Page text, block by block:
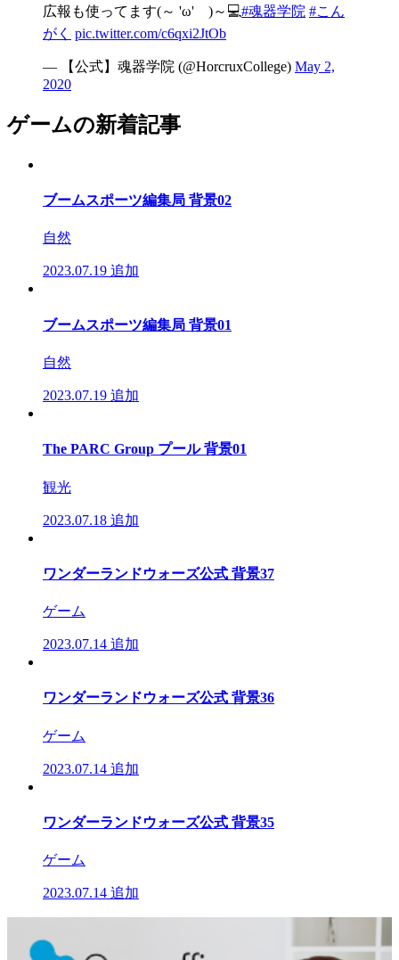
広報も使ってます(～ 'ω' )～💻#魂器学院 #こん
がく pic.twitter.com/c6qxi2JtOb
— 【公式】魂器学院 (@HorcruxCollege) May 2,
2020
ゲームの新着記事
ブームスポーツ編集局 背景02
自然
2023.07.19 追加
ブームスポーツ編集局 背景01
自然
2023.07.19 追加
The PARC Group プール 背景01
観光
2023.07.18 追加
ワンダーランドウォーズ公式 背景37
ゲーム
2023.07.14 追加
ワンダーランドウォーズ公式 背景36
ゲーム
2023.07.14 追加
ワンダーランドウォーズ公式 背景35
ゲーム
2023.07.14 追加